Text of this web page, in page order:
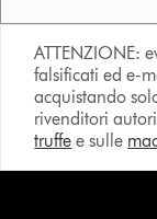
ATTENZIONE:
falsificati ed e-
acquistando
rivenditori
truffe e sulle